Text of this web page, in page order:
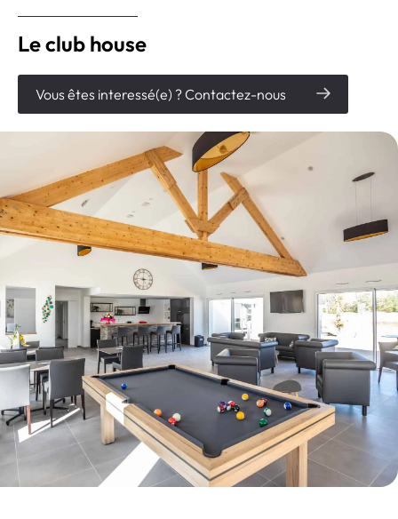
Le club house
Vous êtes interessé(e) ? Contactez-nous